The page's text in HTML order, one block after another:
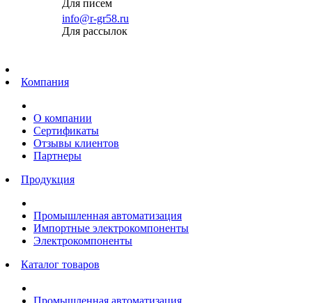
Для писем
info@r-gr58.ru
Для рассылок
Компания
О компании
Сертификаты
Отзывы клиентов
Партнеры
Продукция
Промышленная автоматизация
Импортные электрокомпоненты
Электрокомпоненты
Каталог товаров
Промышленная автоматизация